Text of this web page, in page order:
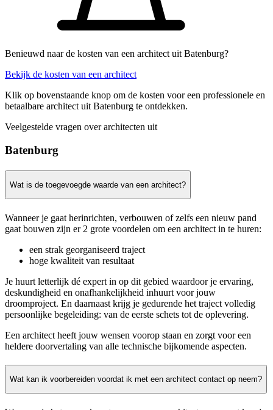
Benieuwd naar de kosten van een architect uit Batenburg?
Bekijk de kosten van een architect
Klik op bovenstaande knop om de kosten voor een professionele en
betaalbare architect uit Batenburg te ontdekken.
Veelgestelde vragen over architecten uit
Batenburg
Wat is de toegevoegde waarde van een architect?
Wanneer je gaat herinrichten, verbouwen of zelfs een nieuw pand
gaat bouwen zijn er 2 grote voordelen om een architect in te huren:
een strak georganiseerd traject
hoge kwaliteit van resultaat
Je huurt letterlijk dé expert in op dit gebied waardoor je ervaring,
deskundigheid en onafhankelijkheid inhuurt voor jouw
droomproject. En daarnaast krijg je gedurende het traject volledig
persoonlijke begeleiding: van de eerste schets tot de oplevering.
Een architect heeft jouw wensen voorop staan en zorgt voor een
heldere doorvertaling van alle technische bijkomende aspecten.
Wat kan ik voorbereiden voordat ik met een architect contact op neem?